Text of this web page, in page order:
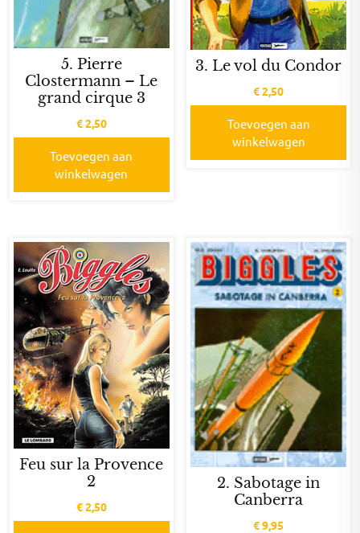
5. Pierre
Clostermann – Le
grand cirque 3
€2,50
Toevoegen aan
winkelwagen
3. Le vol du Condor
€2,50
Toevoegen aan
winkelwagen
Feu sur la Provence
2
€2,50
2. Sabotage in
Canberra
€9,95